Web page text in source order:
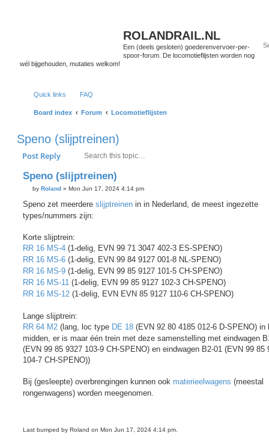
ROLANDRAIL.NL
Een (deels gesloten) goederenvervoer-per-
spoor-forum. De locomotieflijsten worden nog
wél bijgehouden, mutaties welkom!
Quick links FAQ
Board index Forum Locomotieflijsten
Speno (slijptreinen)
Post Reply
Speno (slijptreinen)
P
s
by Roland» Mon Jun 17, 2024 4:14 pm
Speno zet meerdere slijptreinen in in Nederland, de meest ingezette
types/nummers zijn:
Korte slijptrein:
RR 16 MS-4 (1-delig, EVN 99 71 3047 402-3 ES-SPENO)
RR 16 MS-6 (1-delig, EVN 99 84 9127 001-8 NL-SPENO)
RR 16 MS-9 (1-delig, EVN 99 85 9127 101-5 CH-SPENO)
RR 16 MS-11 (1-delig, EVN 99 85 9127 102-3 CH-SPENO)
RR 16 MS-12 (1-delig, EVN EVN 85 9127 110-6 CH-SPENO)
Lange slijptrein:
RR 64 M2 (lang, loc type DE 18 (EVN 92 80 4185 012-6 D-SPENO) in
midden, er is maar één trein met deze samenstelling met eindwagen
(EVN 99 85 9327 103-9 CH-SPENO) en eindwagen B2-01 (EVN 99 85
104-7 CH-SPENO))
Bij (gesleepte) overbrengingen kunnen ook materieelwagens (meestal
rongenwagens) worden meegenomen.
Last bumped by Roland on Mon Jun 17, 2024 4:14 pm.